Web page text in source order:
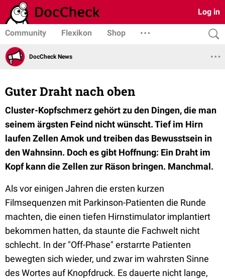
Log in
Community Flexikon Shop
DocCheck News
Guter Draht nach oben
Cluster-Kopfschmerz gehört zu den Dingen, die man
seinem ärgsten Feind nicht wünscht. Tief im Hirn
laufen Zellen Amok und treiben das Bewusstsein in
den Wahnsinn. Doch es gibt Hoffnung: Ein Draht im
Kopf kann die Zellen zur Räson bringen. Manchmal.
Als vor einigen Jahren die ersten kurzen
Filmsequenzen mit Parkinson-Patienten die Runde
machten, die einen tiefen Hirnstimulator implantiert
bekommen hatten, da staunte die Fachwelt nicht
schlecht. In der "Off-Phase" erstarrte Patienten
bewegten sich wieder, und zwar im wahrsten Sinne
des Wortes auf Knopfdruck. Es dauerte nicht lange,